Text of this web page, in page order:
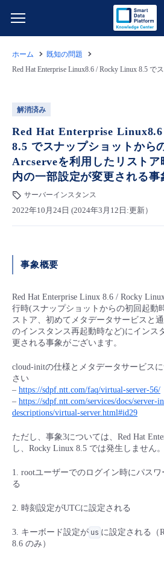
サービス一覧
クラウド/サーバー
ネットワーク
IoT
サポート
管理機能
すべてのメニューを見る
データ利活用
クラウド/サーバー
ネットワーク
モニタリング/監査
サポート
管理機能
すべてのメニューを見る
料金情報
料金シミュレーター
データ利活用
ネットワーク
IoT
モニタリング/監査
サポート
すべてのメニューを見る
ご利用開始ガイド
■ 管理機能
- 新規お申し込み方法
- 初期設定・確認
- 登録情報の管理
- APIリファレンス
ユースケース
- セキュリティ・監査
- データと分析
- IoT
- マルチクラウド利用
- リモートワーク
- ITインフラストラクチャー
- その他
サービス稼働状況
故障/メンテナンス履歴
メンテナンス予定
定期メンテナンス
パートナー
販売パートナー向けプログラム
協業パートナー
トレーニング/操作動画
脱炭素化
ホーム
既知の問題
解消済み
Red Hat Enterprise
8.5 でスナップショットから
Arcserveを利用したリストア
内の一部設定が変更される事
サーバーインスタンス
2022年10月24日 (2024年3月12日:更新）
事象概要
Red Hat Enterprise Linux 8.6 / Rocky
行時(スナップショットからの初回起動
ストア、初めてメタデータサービスと
のインスタンス再起動時など)にインス
更される事象がございます。
cloud-initの仕様とメタデータサービス
さい
– https://sdpf.ntt.com/faq/virtual-server-56/
– https://sdpf.ntt.com/services/docs/server-
descriptions/virtual-server.html#id29
ただし、事象3については、Red Hat
し、Rocky Linux 8.5 では発生しません。
1. rootユーザーでのログイン時にパス
る
2. 時刻設定がUTCに設定される
3. キーボード設定が us に設定される（
8.6 のみ）